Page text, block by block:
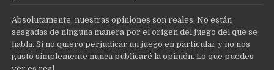
Absolutamente, nuestras opiniones son reales. No están
sesgadas de ninguna manera por el origen del juego del que se
habla. Si no quiero perjudicar un juego en particular y no nos
gustó simplemente nunca publicaré la opinión. Lo que puedes